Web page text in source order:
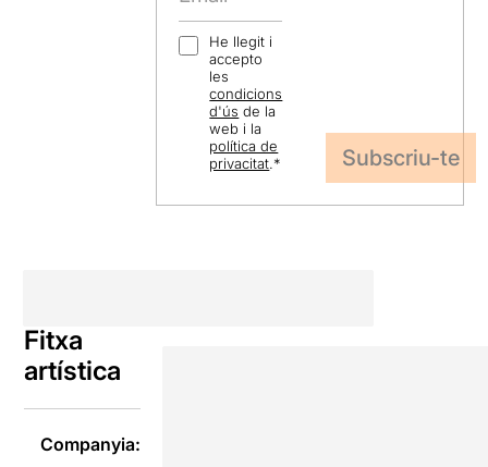
He llegit i
accepto
les
condicions
d'ús de la
web i la
política de
privacitat.*
Fitxa
artística
Companyia: